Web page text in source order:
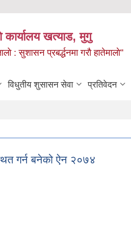
कार्यालय खत्याड, मुगु
: सुशासन प्रबर्द्धनमा गराै‌ हातेमालाे"
विधुतीय शुसासन सेवा प्रतिवेदन
गर्न बनेको ऐन २०७४